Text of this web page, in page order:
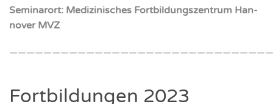
Semi­nar­ort: Medi­zi­ni­sches Fort­bil­dungs­zen­trum Han­
no­ver MVZ
Fort­bil­dun­gen 2023